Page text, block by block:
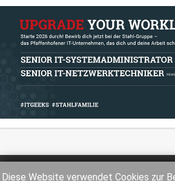
Diese Website verwendet Cookies zur